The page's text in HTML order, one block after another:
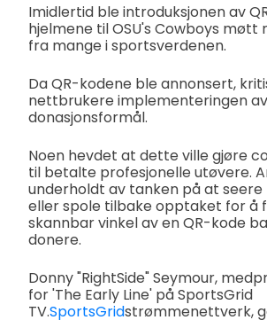
Imidlertid ble introduksjonen av
hjelmene til OSU's Cowboys møtt
fra mange i sportsverdenen.
Da QR-kodene ble annonsert,
nettbrukere implementeringen
donasjonsformål.
Noen hevdet at dette ville gjøre
til betalte profesjonelle utøvere.
underholdt av tanken på at
eller spole tilbake opptaket for å
skannbar vinkel av en QR-kode
donere.
Donny "RightSide" Seymour,
for 'The Early Line' på SportsGrid
TV.SportsGridstrømmenettverk,